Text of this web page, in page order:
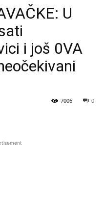
U
i još 0VA
0
7006